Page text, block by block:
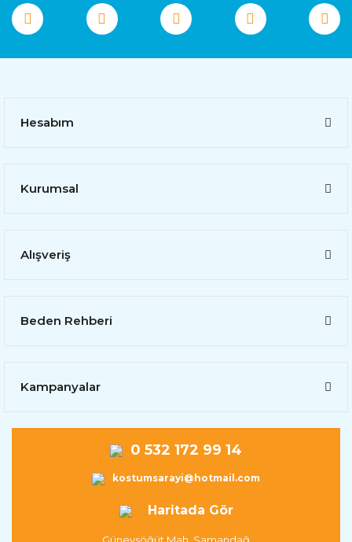
Hesabım
Kurumsal
Alışveriş
Beden Rehberi
Kampanyalar
0 532 172 99 14
kostumsarayi@hotmail.com
Haritada Gör